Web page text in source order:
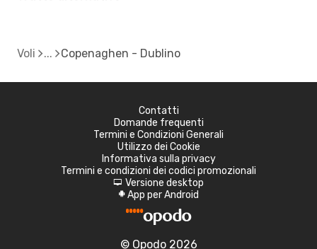
Voli Copenaghen - Dublino
Contatti
Domande frequenti
Termini e Condizioni Generali
Utilizzo dei Cookie
Informativa sulla privacy
Termini e condizioni dei codici promozionali
d Versione desktop
A App per Android
© Opodo 2026